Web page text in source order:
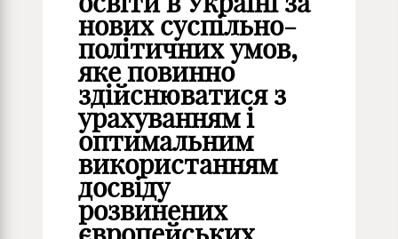
нових суспільно-
політичних умов,
яке повинно
здійснюватися з
урахуванням і
оптимальним
використанням
досвіду
розвинених